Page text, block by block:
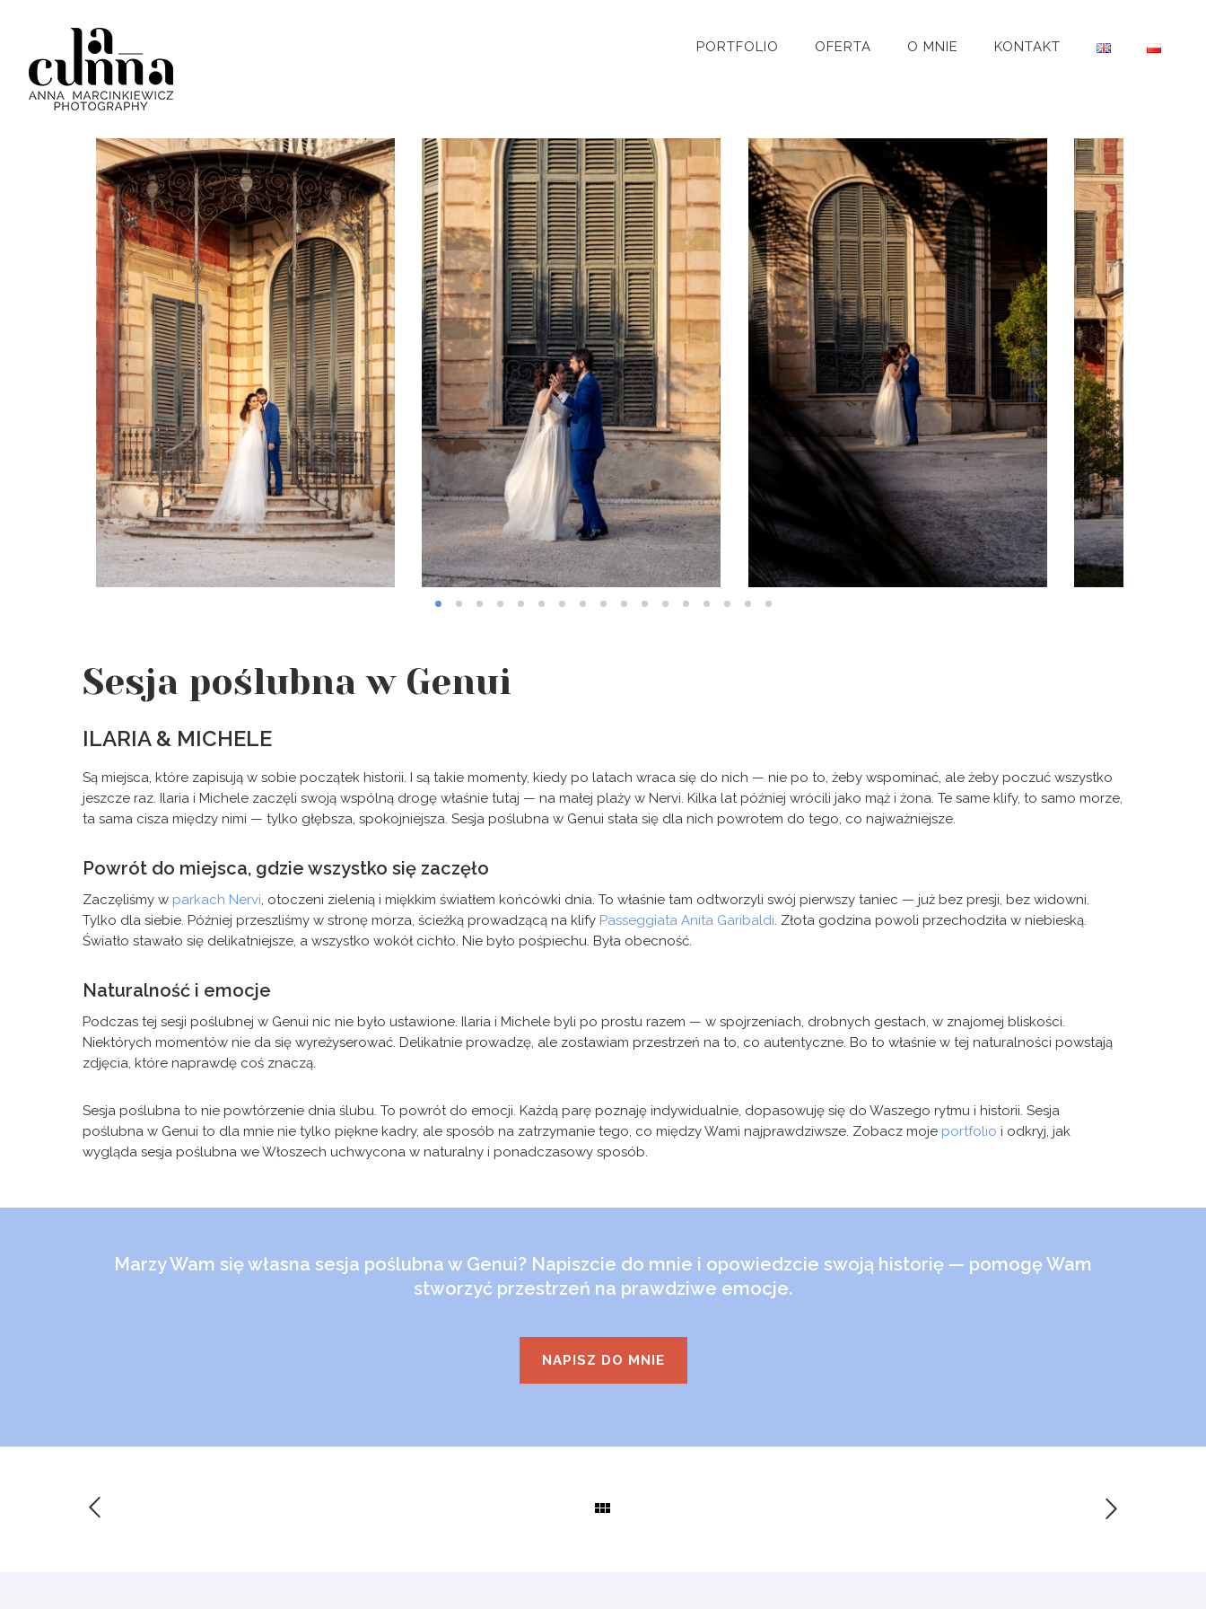
PORTFOLIO OFERTA O MNIE KONTAKT
Sesja poślubna w Genui
ILARIA & MICHELE
Są miejsca, które zapisują w sobie początek historii. I są takie momenty, kiedy po latach wraca się do nich — nie po to, żeby wspominać, ale żeby poczuć wszystko
jeszcze raz. Ilaria i Michele zaczęli swoją wspólną drogę właśnie tutaj — na małej plaży w Nervi. Kilka lat później wrócili jako mąż i żona. Te same klify, to samo morze,
ta sama cisza między nimi — tylko głębsza, spokojniejsza. Sesja poślubna w Genui stała się dla nich powrotem do tego, co najważniejsze.
Powrót do miejsca, gdzie wszystko się zaczęło
Zaczęliśmy w parkach Nervi, otoczeni zielenią i miękkim światłem końcówki dnia. To właśnie tam odtworzyli swój pierwszy taniec — już bez presji, bez widowni.
Tylko dla siebie. Później przeszliśmy w stronę morza, ścieżką prowadzącą na klify Passeggiata Anita Garibaldi. Złota godzina powoli przechodziła w niebieską.
Światło stawało się delikatniejsze, a wszystko wokół cichło. Nie było pośpiechu. Była obecność.
Naturalność i emocje
Podczas tej sesji poślubnej w Genui nic nie było ustawione. Ilaria i Michele byli po prostu razem — w spojrzeniach, drobnych gestach, w znajomej bliskości.
Niektórych momentów nie da się wyreżyserować. Delikatnie prowadzę, ale zostawiam przestrzeń na to, co autentyczne. Bo to właśnie w tej naturalności powstają
zdjęcia, które naprawdę coś znaczą.
Sesja poślubna to nie powtórzenie dnia ślubu. To powrót do emocji. Każdą parę poznaję indywidualnie, dopasowuję się do Waszego rytmu i historii. Sesja
poślubna w Genui to dla mnie nie tylko piękne kadry, ale sposób na zatrzymanie tego, co między Wami najprawdziwsze. Zobacz moje portfolio i odkryj, jak
wygląda sesja poślubna we Włoszech uchwycona w naturalny i ponadczasowy sposób.
Marzy Wam się własna sesja poślubna w Genui? Napiszcie do mnie i opowiedzcie swoją historię — pomogę Wam
stworzyć przestrzeń na prawdziwe emocje.
NAPISZ DO MNIE